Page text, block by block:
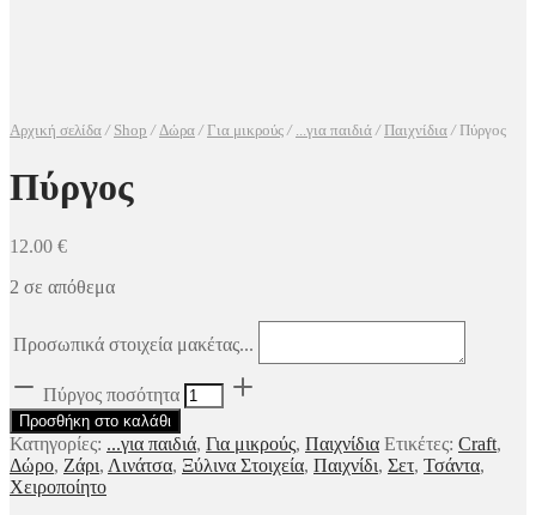
Αρχική σελίδα / Shop / Δώρα / Για μικρούς / ...για παιδιά / Παιχνίδια /Πύργος
Πύργος
12.00 €
2 σε απόθεμα
Προσωπικά στοιχεία μακέτας...
Πύργος ποσότητα
Προσθήκη στο καλάθι
Κατηγορίες: ...για παιδιά, Για μικρούς, Παιχνίδια Ετικέτες: Craft,
Δώρο, Ζάρι, Λινάτσα, Ξύλινα Στοιχεία, Παιχνίδι, Σετ, Τσάντα,
Χειροποίητο